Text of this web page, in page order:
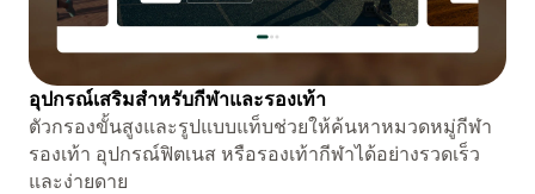
อุปกรณ์เสริมสำหรับกีฬาและรองเท้า
ตัวกรองขั้นสูงและรูปแบบแท็บช่วยให้ค้นหาหมวดหมู่กีฬา
รองเท้า อุปกรณ์ฟิตเนส หรือรองเท้ากีฬาได้อย่างรวดเร็ว
และง่ายดาย